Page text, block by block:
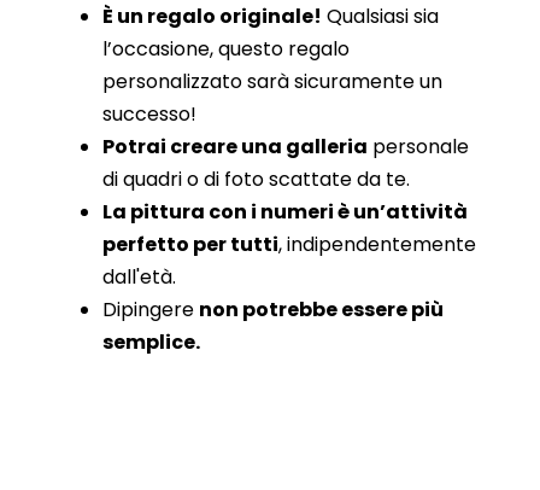
È un regalo originale! Qualsiasi sia
l’occasione, questo regalo
personalizzato sarà sicuramente un
successo!
Potrai creare una galleria personale
di quadri o di foto scattate da te.
La pittura con i numeri è un’attività
perfetto per tutti, indipendentemente
dall'età.
Dipingere non potrebbe essere più
semplice.